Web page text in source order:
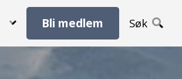
Bli medlem Søk